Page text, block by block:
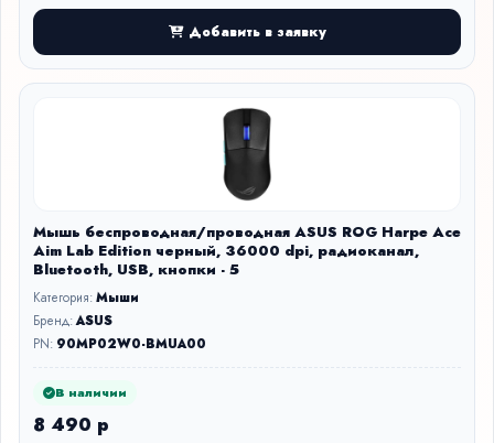
Добавить в заявку
Мышь беспроводная/проводная ASUS ROG Harpe Ace
Aim Lab Edition черный, 36000 dpi, радиоканал,
Bluetooth, USB, кнопки - 5
Категория:Мыши
Бренд:ASUS
PN: 90MP02W0-BMUA00
В наличии
8 490 р